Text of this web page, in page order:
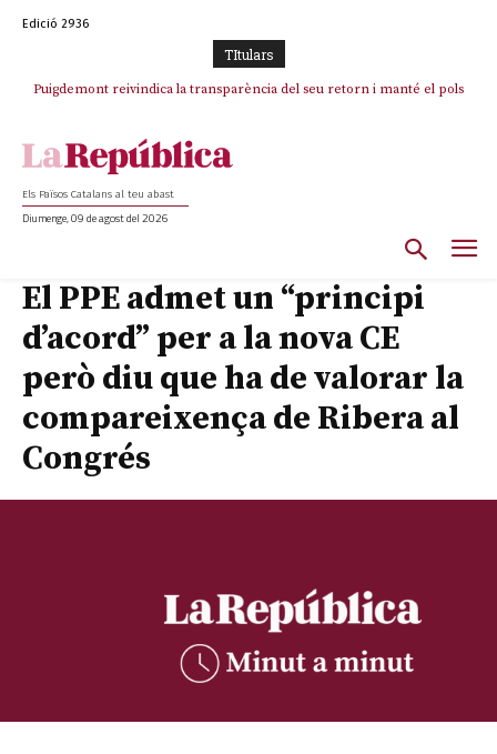
Edició 2936
TItulars
Puigdemont reivindica la transparència del seu retorn i manté el pols
Els Països Catalans al teu abast
Diumenge, 09 de agost del 2026
El PPE admet un “principi
d’acord” per a la nova CE
però diu que ha de valorar la
compareixença de Ribera al
Congrés